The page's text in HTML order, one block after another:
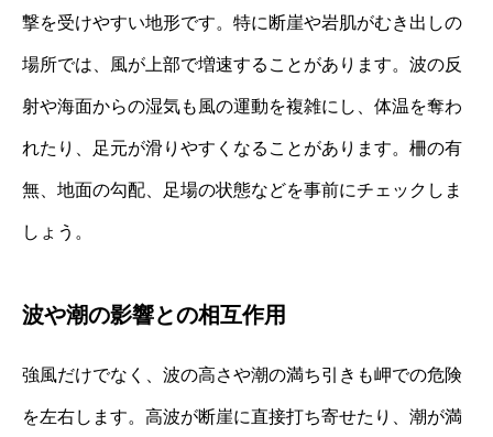
撃を受けやすい地形です。特に断崖や岩肌がむき出しの
場所では、風が上部で増速することがあります。波の反
射や海面からの湿気も風の運動を複雑にし、体温を奪わ
れたり、足元が滑りやすくなることがあります。柵の有
無、地面の勾配、足場の状態などを事前にチェックしま
しょう。
波や潮の影響との相互作用
強風だけでなく、波の高さや潮の満ち引きも岬での危険
を左右します。高波が断崖に直接打ち寄せたり、潮が満